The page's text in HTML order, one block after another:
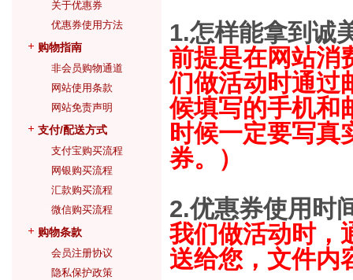
1.怎样能拿到诚
前提是在网站消
们做活动时通过
候填写的手机和
时候一定要写真
券。）
2.优惠券使用时
我们做活动时，
送给您，文件内
关于优惠券
优惠券使用方法
购物指南
非会员购物通道
网站使用条款
网站免责声明
支付/配送方式
支付宝购买流程
网银购买流程
汇款购买流程
微信购买流程
购物条款
会员注册协议
隐私保护政策